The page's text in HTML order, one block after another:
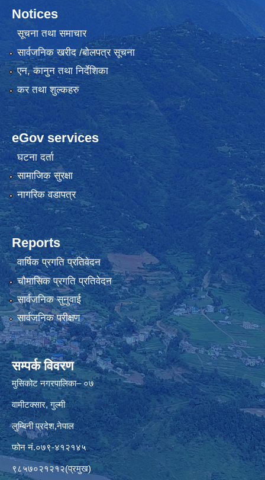
Notices
सूचना तथा समाचार
सार्वजनिक खरीद /बोलपत्र सूचना
एन, कानुन तथा निर्देशिका
कर तथा शुल्कहरु
eGov services
घटना दर्ता
सामाजिक सुरक्षा
नागरिक वडापत्र
Reports
वार्षिक प्रगति प्रतिवेदन
चौमासिक प्रगति प्रतिवेदन
सार्वजनिक सुनुवाई
सार्वजनिक परीक्षण
सम्पर्क विवरण
मुसिकोट नगरपालिका– ०७
वामीटक्सार, गुल्मी
लुम्बिनी प्रदेश,नेपाल
फोन नं.०७९-४१२१४५
९८५७०२१२१२(प्रमुख)